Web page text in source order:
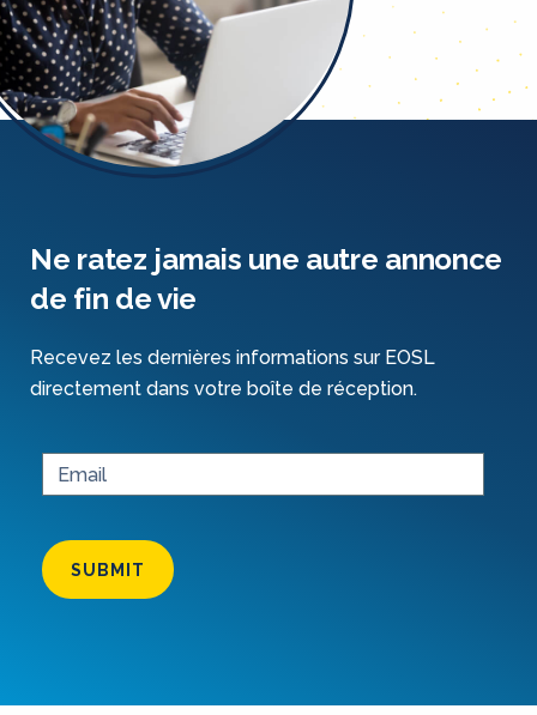
Ne ratez jamais une autre annonce
de fin de vie
Recevez les dernières informations sur EOSL
directement dans votre boîte de réception.
SUBMIT